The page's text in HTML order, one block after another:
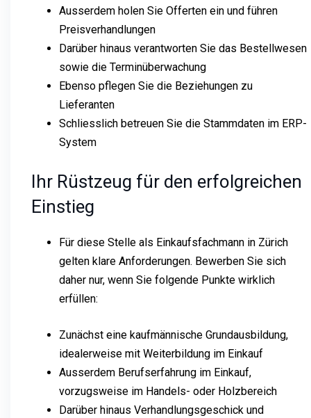
Ausserdem holen Sie Offerten ein und führen
Preisverhandlungen
Darüber hinaus verantworten Sie das Bestellwesen
sowie die Terminüberwachung
Ebenso pflegen Sie die Beziehungen zu
Lieferanten
Schliesslich betreuen Sie die Stammdaten im ERP-
System
Ihr Rüstzeug für den erfolgreichen
Einstieg
Für diese Stelle als Einkaufsfachmann in Zürich
gelten klare Anforderungen. Bewerben Sie sich
daher nur, wenn Sie folgende Punkte wirklich
erfüllen:
Zunächst eine kaufmännische Grundausbildung,
idealerweise mit Weiterbildung im Einkauf
Ausserdem Berufserfahrung im Einkauf,
vorzugsweise im Handels- oder Holzbereich
Darüber hinaus Verhandlungsgeschick und